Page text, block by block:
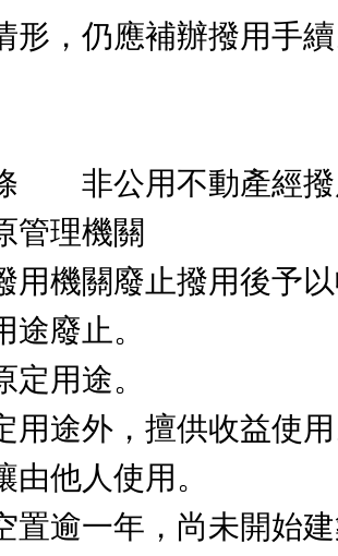
形，仍應補辦撥用手
非公用不動產經撥
管理機關
用機關廢止撥用後予
途廢止。
用途。
用途外，擅供收益使
由他人使用。
置逾一年，尚未開始